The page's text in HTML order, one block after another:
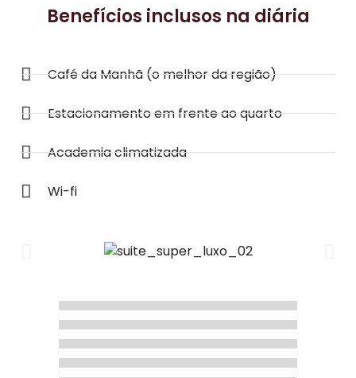
Benefícios inclusos na diária
Café da Manhã (o melhor da região)
Estacionamento em frente ao quarto
Academia climatizada
Wi-fi